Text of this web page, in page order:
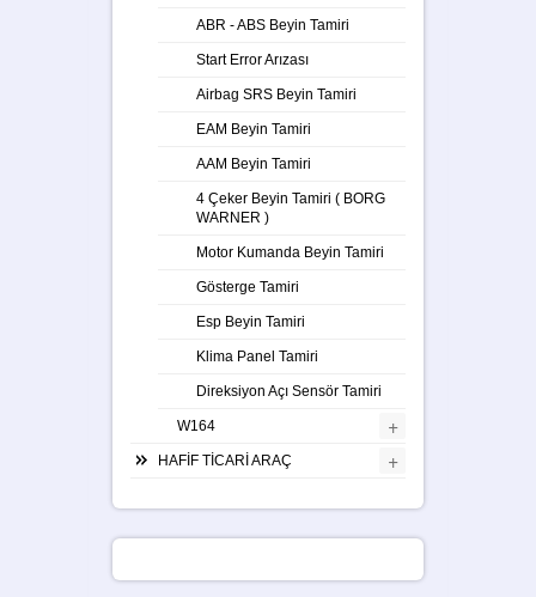
ABR - ABS Beyin Tamiri
Start Error Arızası
Airbag SRS Beyin Tamiri
EAM Beyin Tamiri
AAM Beyin Tamiri
4 Çeker Beyin Tamiri ( BORG
WARNER )
Motor Kumanda Beyin Tamiri
Gösterge Tamiri
Esp Beyin Tamiri
Klima Panel Tamiri
Direksiyon Açı Sensör Tamiri
W164 +
HAFİF TİCARİ ARAÇ +